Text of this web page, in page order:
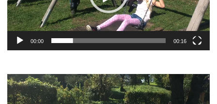
00:00 00:16
Video-
Player